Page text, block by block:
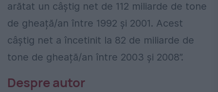
arătat un câștig net de 112 miliarde de tone
de gheață/an între 1992 și 2001. Acest
câștig net a încetinit la 82 de miliarde de
tone de gheață/an între 2003 și 2008”.
Despre autor